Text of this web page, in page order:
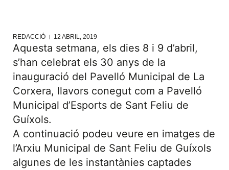
REDACCIÓ 12 ABRIL, 2019
Aquesta setmana, els dies 8 i 9 d’abril,
s’han celebrat els 30 anys de la
inauguració del Pavelló Municipal de La
Corxera, llavors conegut com a Pavelló
Municipal d’Esports de Sant Feliu de
Guíxols.
A continuació podeu veure en imatges de
l’Arxiu Municipal de Sant Feliu de Guíxols
algunes de les instantànies captades